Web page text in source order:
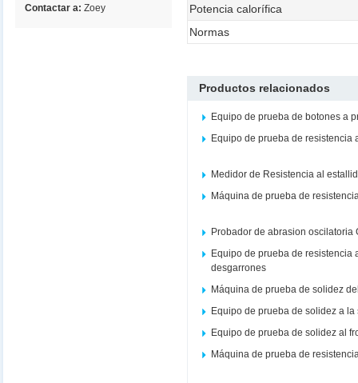
Contactar a:Zoey
Potencia calorífica
Normas
Productos relacionados
Equipo de prueba de botones a
Equipo de prueba de resistencia
Medidor de Resistencia al
Máquina de prueba de
Probador de abrasion oscilatoria
Equipo de prueba de resistencia
desgarrones
Máquina de prueba de solidez
Equipo de prueba de solidez a
Equipo de prueba de solidez al
Máquina de prueba de